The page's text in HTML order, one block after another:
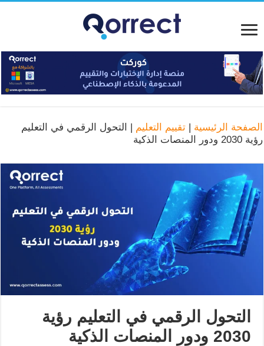
الصفحة الرئيسية |تقييم التعليم |
التحول الرقمي في التعليم
رؤية 2030 ودور المنصات الذكية
التحول الرقمي في التعليم رؤية
2030 ودور المنصات الذكية